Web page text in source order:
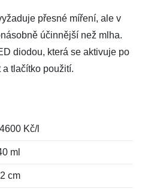
přesné míření, ale v
účinnější než mlha.
diodou, která se aktivuje po
tlačítko použití.
Kč/l
ml
cm